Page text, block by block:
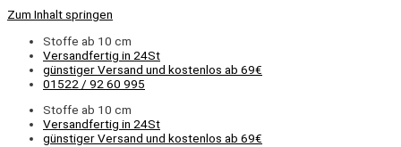
Zum Inhalt springen
Stoffe ab 10 cm
Versandfertig in 24St
günstiger Versand und kostenlos ab 69€
01522 / 92 60 995
Stoffe ab 10 cm
Versandfertig in 24St
günstiger Versand und kostenlos ab 69€